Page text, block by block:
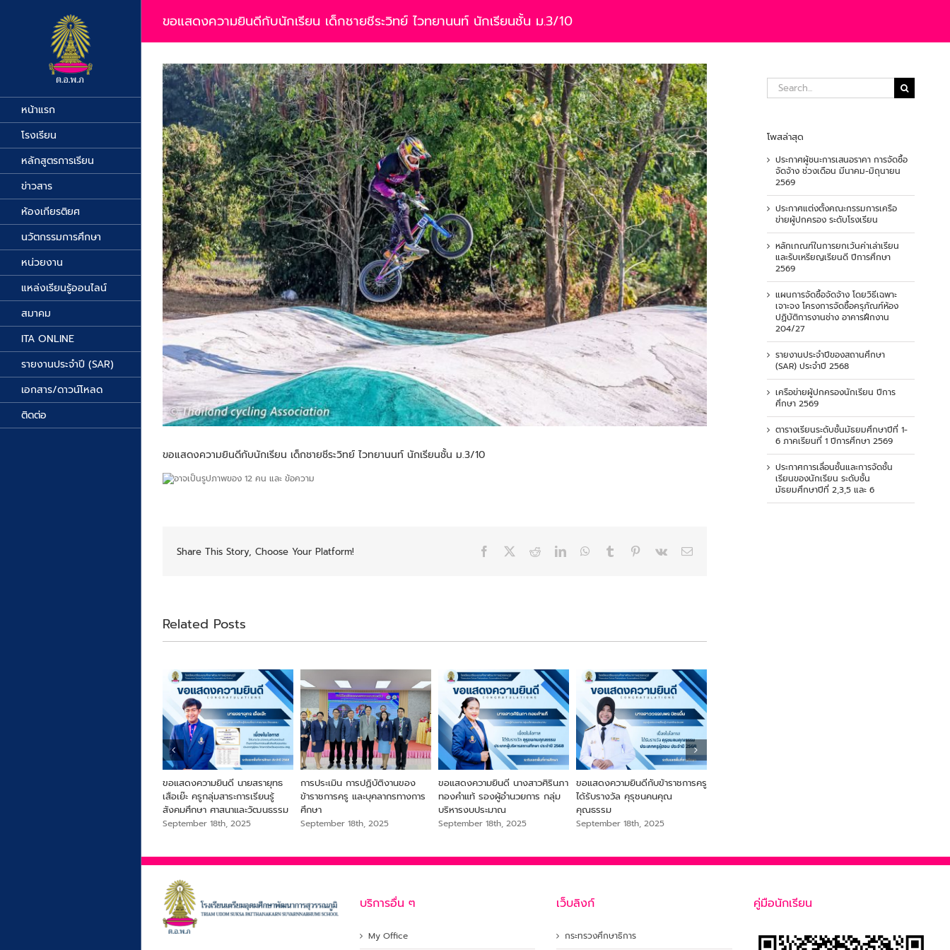
หน้าแรก
โรงเรียน
หลักสูตรการเรียน
ข่าวสาร
ห้องเกียรติยศ
นวัตกรรมการศึกษา
หน่วยงาน
แหล่งเรียนรู้ออนไลน์
สมาคม
ITA ONLINE
รายงานประจำปี (SAR)
เอกสาร/ดาวน์โหลด
ติดต่อ
ขอแสดงความยินดีกับนักเรียน เด็กชายชีระวิทย์ ไวทยานนท์ นักเรียนชั้น ม.3/10
View
Larger
Image
ขอแสดงความยินดีกับนักเรียน เด็กชายชีระวิทย์ ไวทยานนท์ นักเรียนชั้น ม.3/10
Share This Story, Choose Your Platform! Facebook RedditLinkedInWhatsApp
Tumblr Pinterest
Vk Email
Related Posts
ขอแสดงความยินดี นายสรายุทธ
เสือเย๊ะ ครูกลุ่มสาระการเรียนรู้
สังคมศึกษา ศาสนาและวัฒนธรรม
September 18th, 2025
การประเมิน การปฏิบัติงานของ
ข้าราชการครู และบุคลากรทางการ
ศึกษา
September 18th, 2025
ขอแสดงความยินดี นางสาวศิรินภา
ทองคำแท้ รองผู้อำนวยการ กลุ่ม
บริหารงบประมาณ
September 18th, 2025
ขอแสดงความยินดีกับข้าราชการครู
ได้รับรางวัล คุรุชนคนคุณ
คุณธรรม
September 18th, 2025
Search
for:
โพสล่าสุด
ประกาศผู้ชนะการเสนอราคา การจัดซื้อ
จัดจ้าง ช่วงเดือน มีนาคม-มิถุนายน
2569
ประกาศแต่งตั้งคณะกรรมการเครือ
ข่ายผู้ปกครอง ระดับโรงเรียน
หลักเกณฑ์ในการยกเว้นค่าเล่าเรียน
และรับเหรียญเรียนดี ปีการศึกษา
2569
แผนการจัดซื้อจัดจ้าง โดยวิธีเฉพาะ
เจาะจง โครงการจัดซื้อครุภัณฑ์ห้อง
ปฏิบัติการงานช่าง อาคารฝึกงาน
204/27
รายงานประจำปีของสถานศึกษา
(SAR) ประจำปี 2568
เครือข่ายผู้ปกครองนักเรียน ปีการ
ศึกษา 2569
ตารางเรียนระดับชั้นมัธยมศึกษาปีที่ 1-
6 ภาคเรียนที่ 1 ปีการศึกษา 2569
ประกาศการเลื่อนชั้นและการจัดชั้น
เรียนของนักเรียน ระดับชั้น
มัธยมศึกษาปีที่ 2,3,5 และ 6
บริการอื่น ๆ
My Office
เว็บลิงก์
กระทรวงศึกษาธิการ
คู่มือนักเรียน